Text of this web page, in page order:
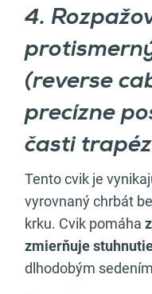
4.
(reverse
precízne
časti
Tento cvik je
vyrovnaný chrbát
krku. Cvik pomáha
zmierňuje
dlhodobým